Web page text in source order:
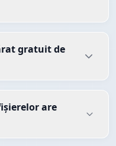
gratuit de
are